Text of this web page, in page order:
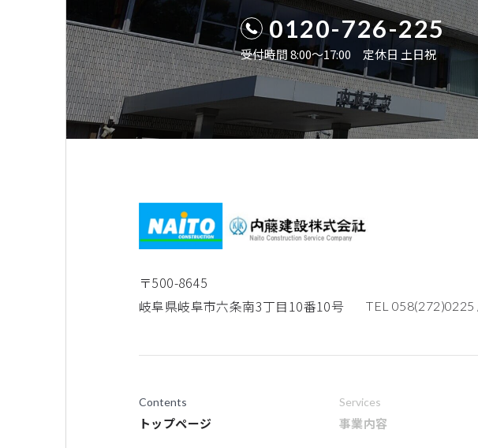
0120-726-225
受付時間 8:00〜17:00 定休日 土日祝
〒500-8645
岐阜県岐阜市六条南3丁目10番10号
TEL 058(272)0225
Contents
トップページ
Services
事業内容